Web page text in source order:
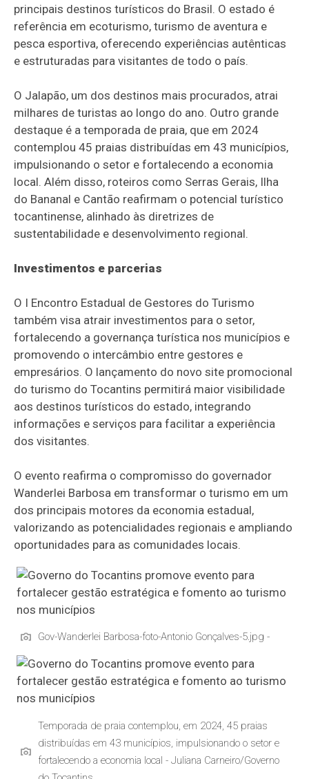
principais destinos turísticos do Brasil. O estado é
referência em ecoturismo, turismo de aventura e
pesca esportiva, oferecendo experiências autênticas
e estruturadas para visitantes de todo o país.
O Jalapão, um dos destinos mais procurados, atrai
milhares de turistas ao longo do ano. Outro grande
destaque é a temporada de praia, que em 2024
contemplou 45 praias distribuídas em 43 municípios,
impulsionando o setor e fortalecendo a economia
local. Além disso, roteiros como Serras Gerais, Ilha
do Bananal e Cantão reafirmam o potencial turístico
tocantinense, alinhado às diretrizes de
sustentabilidade e desenvolvimento regional.
Investimentos e parcerias
O I Encontro Estadual de Gestores do Turismo
também visa atrair investimentos para o setor,
fortalecendo a governança turística nos municípios e
promovendo o intercâmbio entre gestores e
empresários. O lançamento do novo site promocional
do turismo do Tocantins permitirá maior visibilidade
aos destinos turísticos do estado, integrando
informações e serviços para facilitar a experiência
dos visitantes.
O evento reafirma o compromisso do governador
Wanderlei Barbosa em transformar o turismo em um
dos principais motores da economia estadual,
valorizando as potencialidades regionais e ampliando
oportunidades para as comunidades locais.
Gov-Wanderlei Barbosa-foto-Antonio Gonçalves-5.jpg -
Temporada de praia contemplou, em 2024, 45 praias
distribuídas em 43 municípios, impulsionando o setor e
fortalecendo a economia local - Juliana Carneiro/Governo